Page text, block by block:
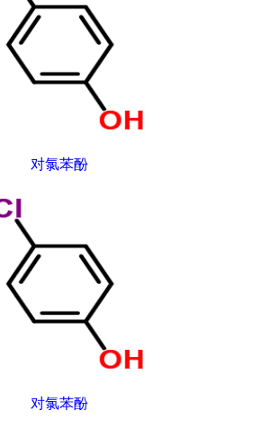
对氯苯酚
对氯苯酚